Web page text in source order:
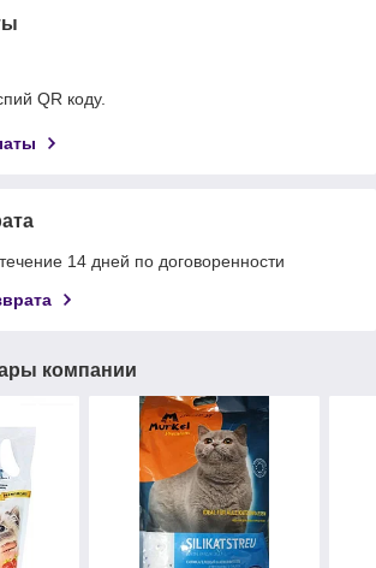
QR коду.
14 дней по договоренности
компании